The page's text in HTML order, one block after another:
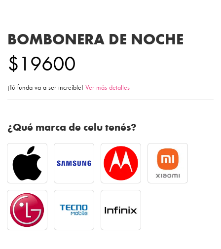
BOMBONERA DE NOCHE
$19600
¡Tú funda va a ser increíble! Ver más detalles
¿Qué marca de celu tenés?